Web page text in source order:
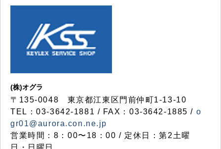
(株)オグラ
〒135-0048 東京都江東区門前仲町1-13-10
TEL：03-3642-1881 / FAX：03-3642-1885 / o
gr01@aurora.con.ne.jp
営業時間：8：00〜18：00 / 定休日：第2土曜
日・日曜日